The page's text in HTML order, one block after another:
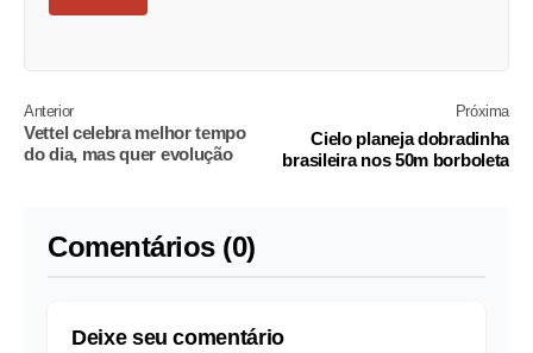
Anterior
Vettel celebra melhor tempo
do dia, mas quer evolução
Próxima
Cielo planeja dobradinha
brasileira nos 50m borboleta
Comentários (0)
Deixe seu comentário